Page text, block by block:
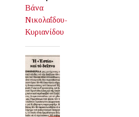
Βάνα
Νικολαΐδου-
Κυριανίδου